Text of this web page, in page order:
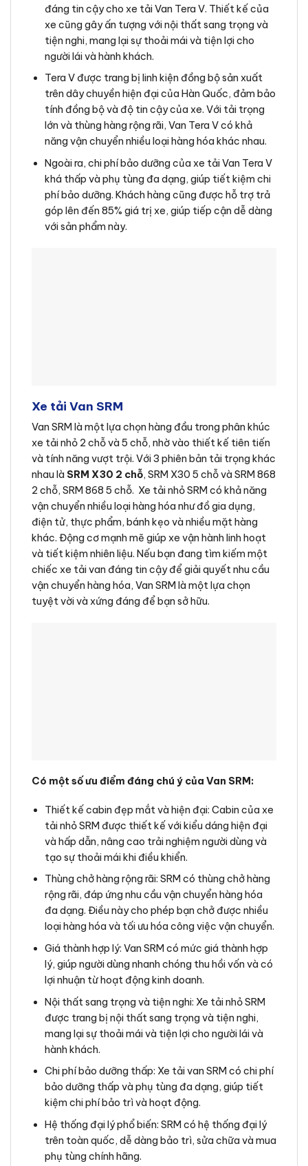
đáng tin cậy cho xe tải Van Tera V. Thiết kế của
xe cũng gây ấn tượng với nội thất sang trọng và
tiện nghi, mang lại sự thoải mái và tiện lợi cho
người lái và hành khách.
Tera V được trang bị linh kiện đồng bộ sản xuất
trên dây chuyền hiện đại của Hàn Quốc, đảm bảo
tính đồng bộ và độ tin cậy của xe. Với tải trọng
lớn và thùng hàng rộng rãi, Van Tera V có khả
năng vận chuyển nhiều loại hàng hóa khác nhau.
Ngoài ra, chi phí bảo dưỡng của xe tải Van Tera V
khá thấp và phụ tùng đa dạng, giúp tiết kiệm chi
phí bảo dưỡng. Khách hàng cũng được hỗ trợ trả
góp lên đến 85% giá trị xe, giúp tiếp cận dễ dàng
với sản phẩm này.
Xe tải Van SRM
Van SRM là một lựa chọn hàng đầu trong phân khúc
xe tải nhỏ 2 chỗ và 5 chỗ, nhờ vào thiết kế tiên tiến
và tính năng vượt trội. Với 3 phiên bản tải trọng khác
nhau là SRM X30 2 chỗ, SRM X30 5 chỗ và SRM 868
2 chỗ, SRM 868 5 chỗ. Xe tải nhỏ SRM có khả năng
vận chuyển nhiều loại hàng hóa như đồ gia dụng,
điện tử, thực phẩm, bánh kẹo và nhiều mặt hàng
khác. Động cơ mạnh mẽ giúp xe vận hành linh hoạt
và tiết kiệm nhiên liệu. Nếu bạn đang tìm kiếm một
chiếc xe tải van đáng tin cậy để giải quyết nhu cầu
vận chuyển hàng hóa, Van SRM là một lựa chọn
tuyệt vời và xứng đáng để bạn sở hữu.
Có một số ưu điểm đáng chú ý của Van SRM:
Thiết kế cabin đẹp mắt và hiện đại: Cabin của xe
tải nhỏ SRM được thiết kế với kiểu dáng hiện đại
và hấp dẫn, nâng cao trải nghiệm người dùng và
tạo sự thoải mái khi điều khiển.
Thùng chở hàng rộng rãi: SRM có thùng chở hàng
rộng rãi, đáp ứng nhu cầu vận chuyển hàng hóa
đa dạng. Điều này cho phép bạn chở được nhiều
loại hàng hóa và tối ưu hóa công việc vận chuyển.
Giá thành hợp lý: Van SRM có mức giá thành hợp
lý, giúp người dùng nhanh chóng thu hồi vốn và có
lợi nhuận từ hoạt động kinh doanh.
Nội thất sang trọng và tiện nghi: Xe tải nhỏ SRM
được trang bị nội thất sang trọng và tiện nghi,
mang lại sự thoải mái và tiện lợi cho người lái và
hành khách.
Chi phí bảo dưỡng thấp: Xe tải van SRM có chi phí
bảo dưỡng thấp và phụ tùng đa dạng, giúp tiết
kiệm chi phí bảo trì và hoạt động.
Hệ thống đại lý phổ biến: SRM có hệ thống đại lý
trên toàn quốc, dễ dàng bảo trì, sửa chữa và mua
phụ tùng chính hãng.